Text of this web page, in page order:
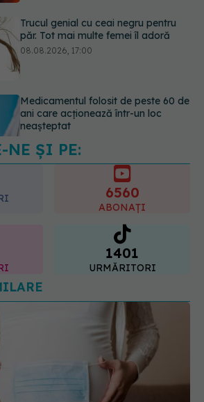
Medicamentul folosit de peste 60 de
ani care acționează într-un loc
neașteptat
Transpirații nocturne: semnul ignorat
care poate ascunde probleme
serioase de sănătate
08.08.2026, 20:00
NE ȘI PE:
ABONAȚI
1401
URMĂRITORI